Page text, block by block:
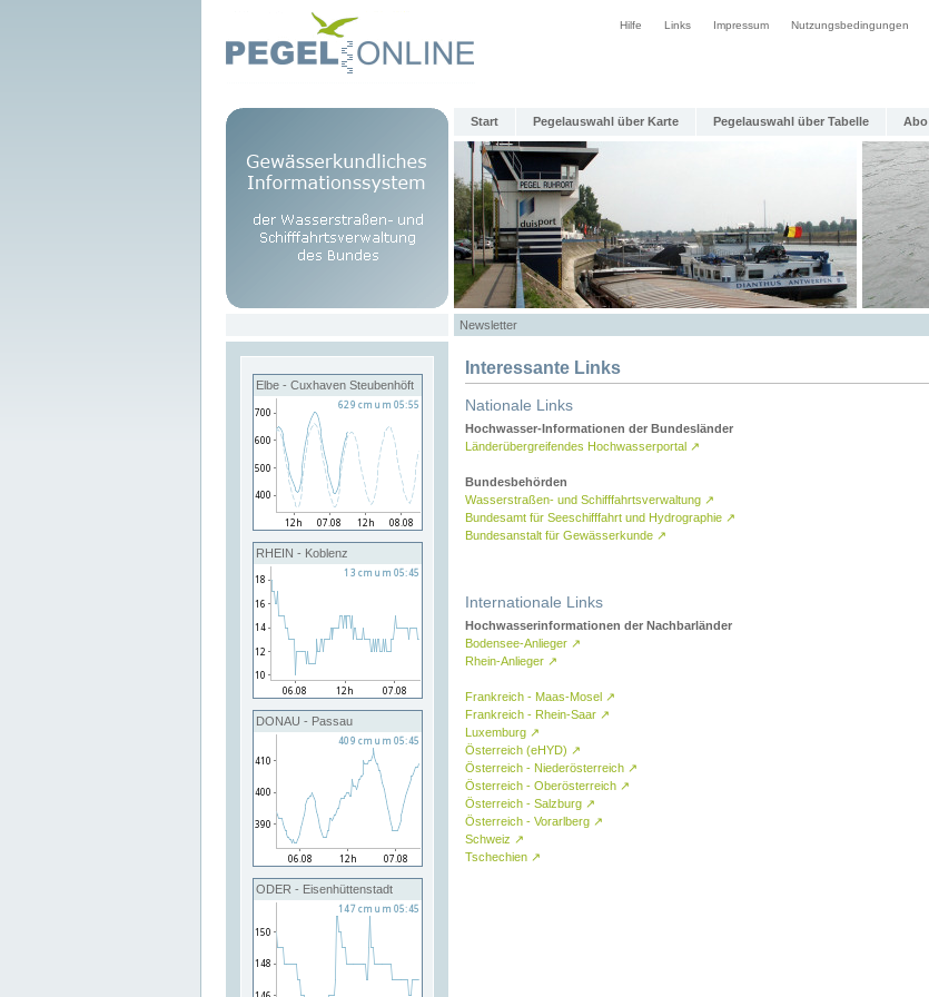
Hilfe Links Impressum Nutzungsbedingungen
Start Pegelauswahl über Karte Pegelauswahl über Tabelle Abo
Newsletter
Elbe - Cuxhaven Steubenhöft
RHEIN - Koblenz
DONAU - Passau
ODER - Eisenhüttenstadt
Interessante Links
Nationale Links
Hochwasser-Informationen der Bundesländer
Länderübergreifendes Hochwasserportal ↗
Bundesbehörden
Wasserstraßen- und Schifffahrtsverwaltung ↗
Bundesamt für Seeschifffahrt und Hydrographie ↗
Bundesanstalt für Gewässerkunde ↗
Internationale Links
Hochwasserinformationen der Nachbarländer
Bodensee-Anlieger ↗
Rhein-Anlieger ↗
Frankreich - Maas-Mosel ↗
Frankreich - Rhein-Saar ↗
Luxemburg ↗
Österreich (eHYD) ↗
Österreich - Niederösterreich ↗
Österreich - Oberösterreich ↗
Österreich - Salzburg ↗
Österreich - Vorarlberg ↗
Schweiz ↗
Tschechien ↗